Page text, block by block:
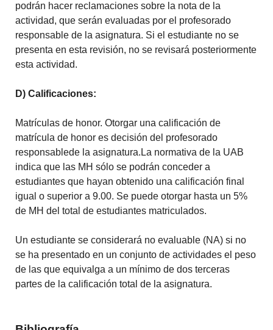
podrán hacer reclamaciones sobre la nota de la
actividad, que serán evaluadas por el profesorado
responsable de la asignatura. Si el estudiante no se
presenta en esta revisión, no se revisará posteriormente
esta actividad.
D) Calificaciones:
Matrículas de honor. Otorgar una calificación de
matrícula de honor es decisión del profesorado
responsablede la asignatura.La normativa de la UAB
indica que las MH sólo se podrán conceder a
estudiantes que hayan obtenido una calificación final
igual o superior a 9.00. Se puede otorgar hasta un 5%
de MH del total de estudiantes matriculados.
Un estudiante se considerará no evaluable (NA) si no
se ha presentado en un conjunto de actividades el peso
de las que equivalga a un mínimo de dos terceras
partes de la calificación total de la asignatura.